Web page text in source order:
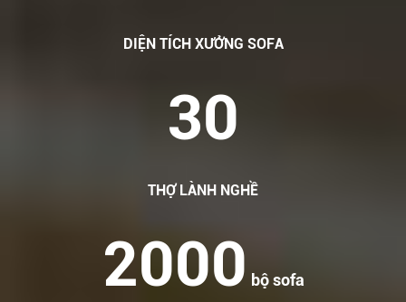
DIỆN TÍCH XƯỞNG SOFA
30
THỢ LÀNH NGHỀ
2000 bộ sofa